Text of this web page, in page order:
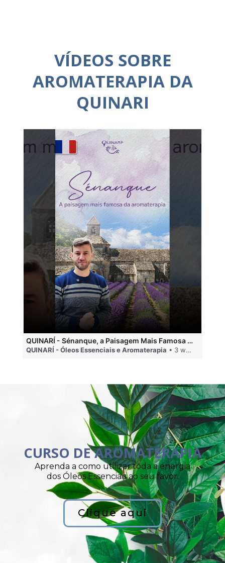
VÍDEOS SOBRE
AROMATERAPIA DA
QUINARI
QUINARÍ - Sénanque, a Paisagem Mais Famosa da Aromaterapia
QUINARÍ - Óleos Essenciais e Aromaterapia • 3 weeks ago
CURSO DE AROMATERAPIA
Aprenda a como utilizar toda a energia
dos Óleos Essenciais ao seu favor.
Clique aqui